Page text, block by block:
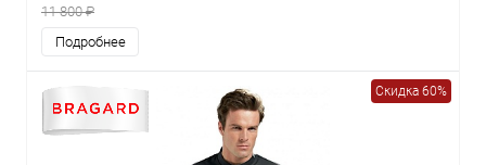
11 800 ₽
Подробнее
Скидка 60%